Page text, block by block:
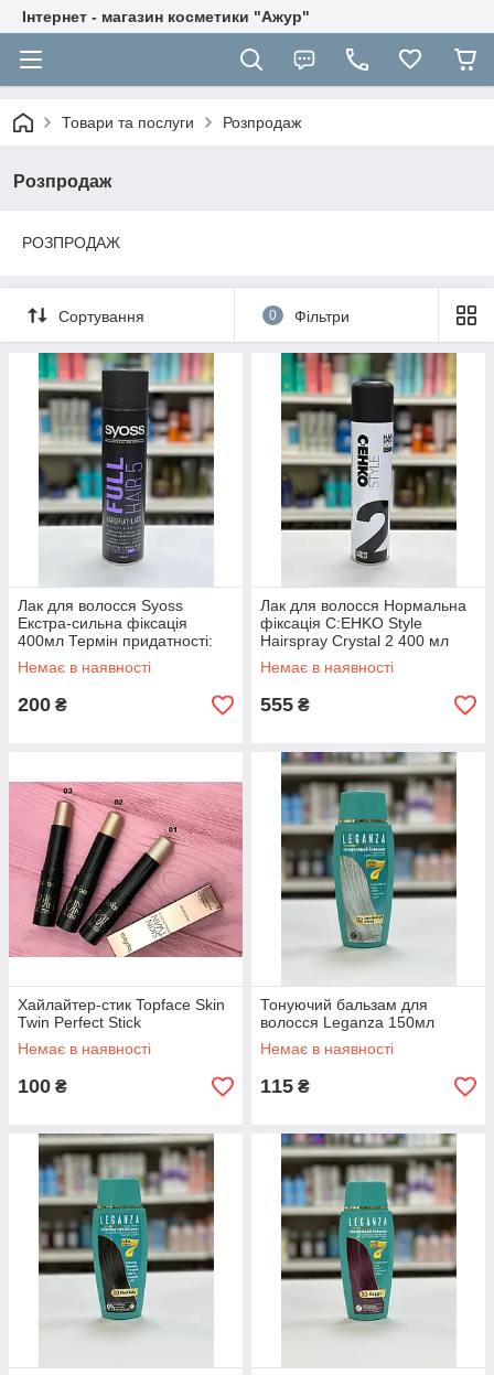
Інтернет - магазин косметики "Ажур"
Товари та послуги Розпродаж
Розпродаж
РОЗПРОДАЖ
Сортування 0 Фільтри
Лак для волосся Syoss
Екстра-сильна фіксація
400мл Термін придатності:
січень 2026р
Немає в наявності
200 ₴
Лак для волосся Нормальна
фіксація C:EHKO Style
Hairspray Crystal 2 400 мл
Немає в наявності
555 ₴
Хайлайтер-стик Topface Skin
Twin Perfect Stick
Немає в наявності
100 ₴
Тонуючий бальзам для
волосся Leganza 150мл
Немає в наявності
115 ₴